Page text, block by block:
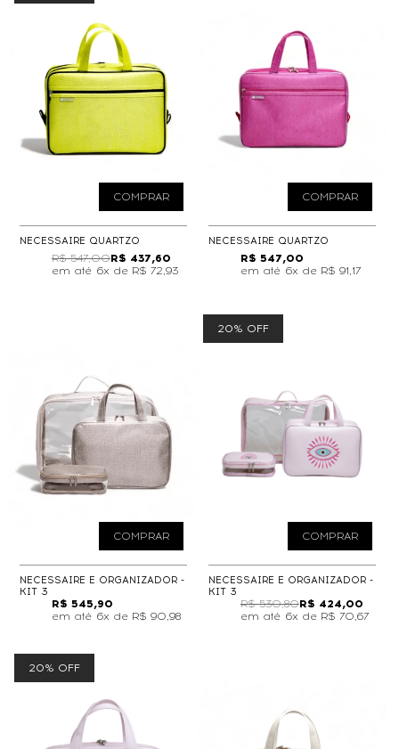
COMPRAR
NECESSAIRE QUARTZO
R$ 547,00R$ 437,60
6x de R$ 72,93
COMPRAR
NECESSAIRE QUARTZO
R$ 547,00
6x de R$ 91,17
COMPRAR
NECESSAIRE E ORGANIZADOR -
KIT 3
R$ 545,90
6x de R$ 90,98
20% OFF
COMPRAR
NECESSAIRE E ORGANIZADOR -
KIT 3
R$ 530,80R$ 424,00
6x de R$ 70,67
20% OFF